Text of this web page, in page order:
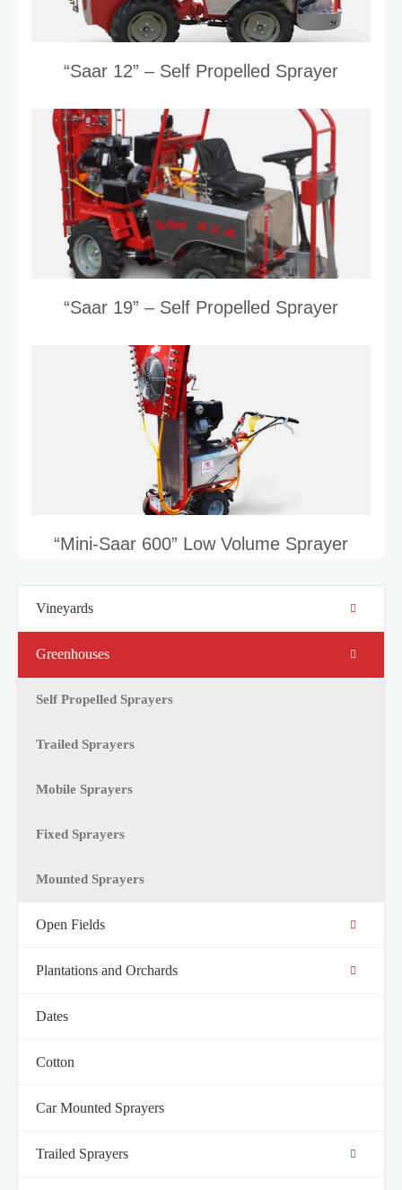
“Saar 12” – Self Propelled Sprayer
“Saar 19” – Self Propelled Sprayer
“Mini-Saar 600” Low Volume Sprayer
Vineyards
Greenhouses
Self Propelled Sprayers
Trailed Sprayers
Mobile Sprayers
Fixed Sprayers
Mounted Sprayers
Open Fields
Plantations and Orchards
Dates
Cotton
Car Mounted Sprayers
Trailed Sprayers